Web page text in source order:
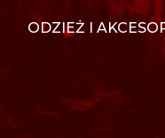
ODZIEŻ I